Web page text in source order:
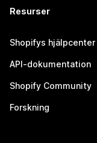
Resurser
Shopifys hjälpcenter
API-dokumentation
Shopify Community
Forskning